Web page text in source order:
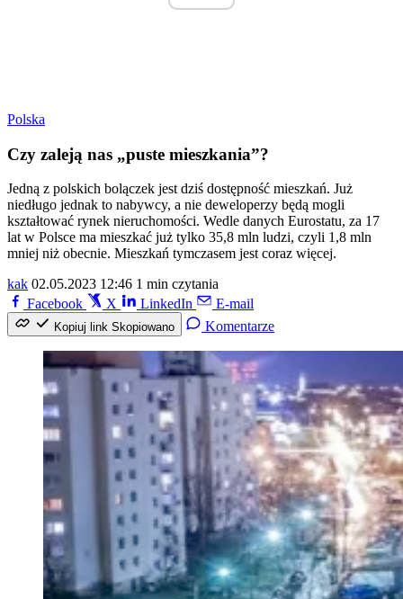
Polska
Czy zaleją nas „puste mieszkania”?
Jedną z polskich bolączek jest dziś dostępność mieszkań. Już
niedługo jednak to nabywcy, a nie deweloperzy będą mogli
kształtować rynek nieruchomości. Wedle danych Eurostatu, za 17
lat w Polsce ma mieszkać już tylko 35,8 mln ludzi, czyli 1,8 mln
mniej niż obecnie. Mieszkań tymczasem jest coraz więcej.
kak 02.05.2023 12:46 1 min czytania
Facebook
X LinkedIn E-mail
Kopiuj link Skopiowano Komentarze